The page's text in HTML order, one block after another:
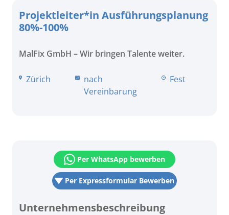
Projektleiter*in Ausführungsplanung
80%-100%
MalFix GmbH – Wir bringen Talente weiter.
Zürich
nach
Vereinbarung
Fest
Per Expressformular Bewerben
Per WhatsApp bewerben
Unternehmensbeschreibung